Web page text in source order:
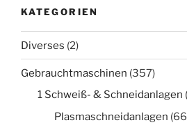
KATEGORIEN
Diverses (2)
Gebrauchtmaschinen (357)
1 Schweiß- & Schneidanlagen
Plasmaschneidanlagen